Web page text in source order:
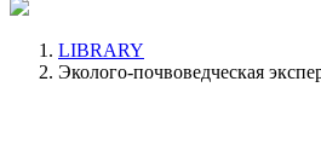
LIBRARY
Эколого-почвоведческая